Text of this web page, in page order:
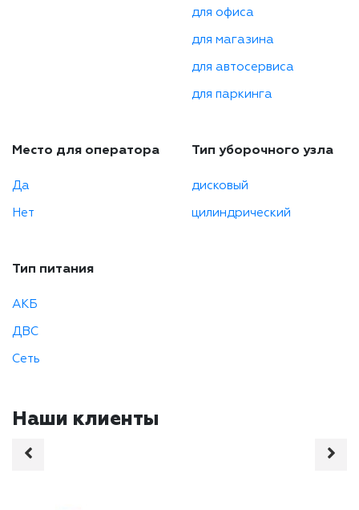
для офиса
для магазина
для автосервиса
для паркинга
Место для оператора
Да
Нет
Тип уборочного узла
дисковый
цилиндрический
Тип питания
АКБ
ДВС
Сеть
Наши клиенты